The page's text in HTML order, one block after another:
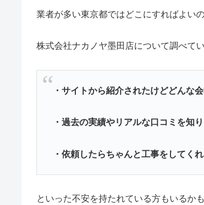
業者が多い東京都ではどこにすればよい
株式会社ナカノヤ墨田店について調べて
・サイトから紹介されたけどどんな
・過去の実績やリアルな口コミを知
・依頼したらちゃんと工事をしてく
といった不安を持たれている方もいるか